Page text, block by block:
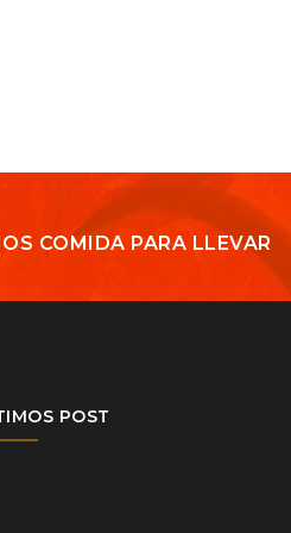
COMIDA PARA LLEVAR
POST